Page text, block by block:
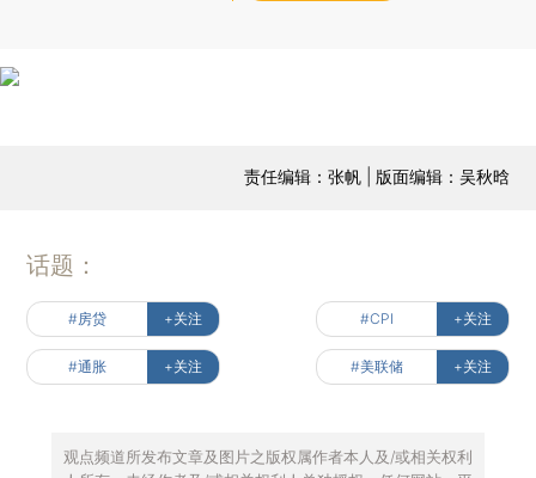
责任编辑：张帆 | 版面编辑：吴秋晗
话题：
#房贷 +关注 #CPI +关注
#通胀 +关注 #美联储 +关注
观点频道所发布文章及图片之版权属作者本人及/或相关权利